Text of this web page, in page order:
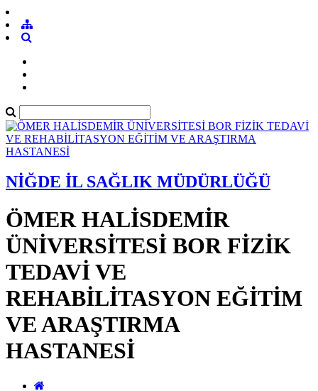
NİĞDE İL SAĞLIK MÜDÜRLÜĞÜ
ÖMER HALİSDEMİR
ÜNİVERSİTESİ BOR FİZİK
TEDAVİ VE
REHABİLİTASYON EĞİTİM
VE ARAŞTIRMA
HASTANESİ